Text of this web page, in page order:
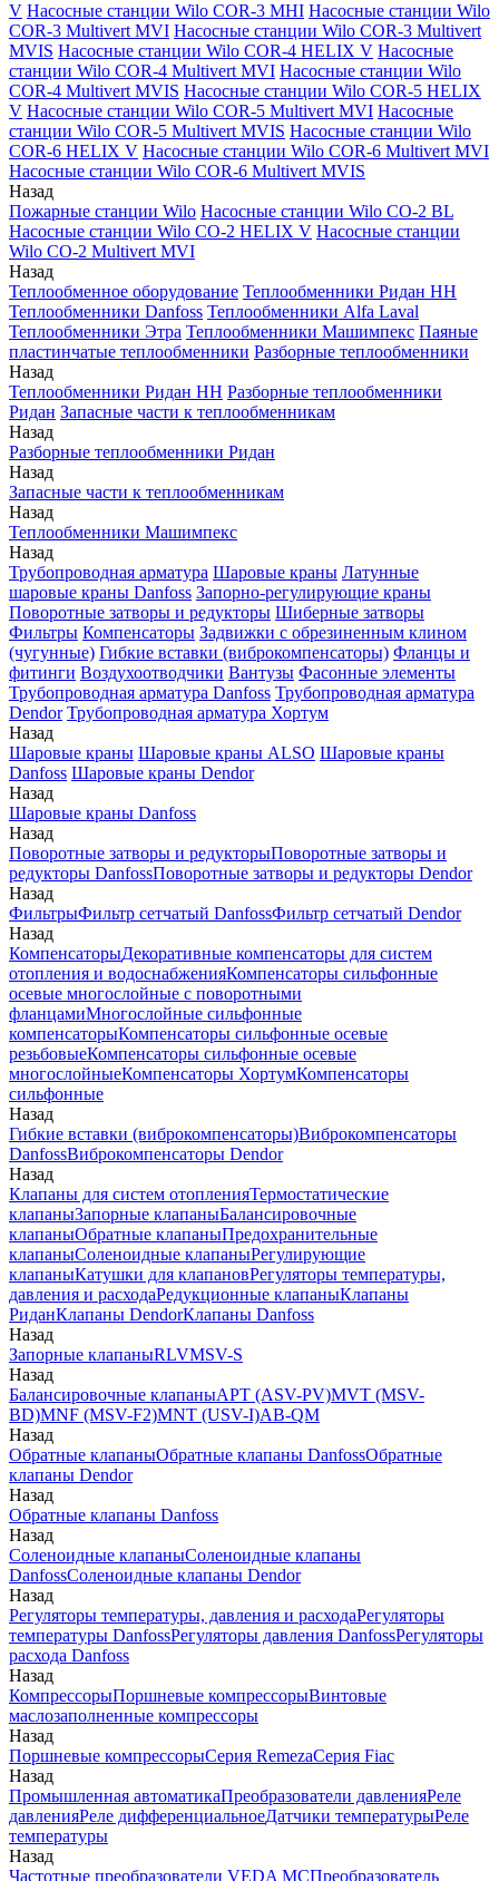
V Насосные станции Wilo COR-3 MHI Насосные станции Wilo
COR-3 Multivert MVI Насосные станции Wilo COR-3 Multivert
MVIS Насосные станции Wilo COR-4 HELIX V Насосные
станции Wilo COR-4 Multivert MVI Насосные станции Wilo
COR-4 Multivert MVIS Насосные станции Wilo COR-5 HELIX
V Насосные станции Wilo COR-5 Multivert MVI Насосные
станции Wilo COR-5 Multivert MVIS Насосные станции Wilo
COR-6 HELIX V Насосные станции Wilo COR-6 Multivert MVI
Насосные станции Wilo COR-6 Multivert MVIS
Назад
Пожарные станции Wilo Насосные станции Wilo CO-2 BL
Насосные станции Wilo CO-2 HELIX V Насосные станции
Wilo CO-2 Multivert MVI
Назад
Теплообменное оборудование Теплообменники Ридан НН
Теплообменники Danfoss Теплообменники Alfa Laval
Теплообменники Этра Теплообменники Машимпекс Паяные
пластинчатые теплообменники Разборные теплообменники
Назад
Теплообменники Ридан НН Разборные теплообменники
Ридан Запасные части к теплообменникам
Назад
Разборные теплообменники Ридан
Назад
Запасные части к теплообменникам
Назад
Теплообменники Машимпекс
Назад
Трубопроводная арматура Шаровые краны Латунные
шаровые краны Danfoss Запорно-регулирующие краны
Поворотные затворы и редукторы Шиберные затворы
Фильтры Компенсаторы Задвижки с обрезиненным клином
(чугунные) Гибкие вставки (виброкомпенсаторы) Фланцы и
фитинги Воздухоотводчики Вантузы Фасонные элементы
Трубопроводная арматура Danfoss Трубопроводная арматура
Dendor Трубопроводная арматура Хортум
Назад
Шаровые краны Шаровые краны ALSO Шаровые краны
Danfoss Шаровые краны Dendor
Назад
Шаровые краны Danfoss
Назад
Поворотные затворы и редукторыПоворотные затворы и
редукторы DanfossПоворотные затворы и редукторы Dendor
Назад
ФильтрыФильтр сетчатый DanfossФильтр сетчатый Dendor
Назад
КомпенсаторыДекоративные компенсаторы для систем
отопления и водоснабженияКомпенсаторы сильфонные
осевые многослойные с поворотными
фланцамиМногослойные сильфонные
компенсаторыКомпенсаторы сильфонные осевые
резьбовыеКомпенсаторы сильфонные осевые
многослойныеКомпенсаторы ХортумКомпенсаторы
сильфонные
Назад
Гибкие вставки (виброкомпенсаторы)Виброкомпенсаторы
DanfossВиброкомпенсаторы Dendor
Назад
Клапаны для систем отопленияТермостатические
клапаныЗапорные клапаныБалансировочные
клапаныОбратные клапаныПредохранительные
клапаныСоленоидные клапаныРегулирующие
клапаныКатушки для клапановРегуляторы температуры,
давления и расходаРедукционные клапаныКлапаны
РиданКлапаны DendorКлапаны Danfoss
Назад
Запорные клапаныRLVMSV-S
Назад
Балансировочные клапаныAPT (ASV-PV)MVT (MSV-
BD)MNF (MSV-F2)MNT (USV-I)AB-QM
Назад
Обратные клапаныОбратные клапаны DanfossОбратные
клапаны Dendor
Назад
Обратные клапаны Danfoss
Назад
Соленоидные клапаныСоленоидные клапаны
DanfossСоленоидные клапаны Dendor
Назад
Регуляторы температуры, давления и расходаРегуляторы
температуры DanfossРегуляторы давления DanfossРегуляторы
расхода Danfoss
Назад
КомпрессорыПоршневые компрессорыВинтовые
маслозаполненные компрессоры
Назад
Поршневые компрессорыСерия RemezaСерия Fiac
Назад
Промышленная автоматикаПреобразователи давленияРеле
давленияРеле дифференциальноеДатчики температурыРеле
температуры
Назад
Частотные преобразователи VEDA MCПреобразователь